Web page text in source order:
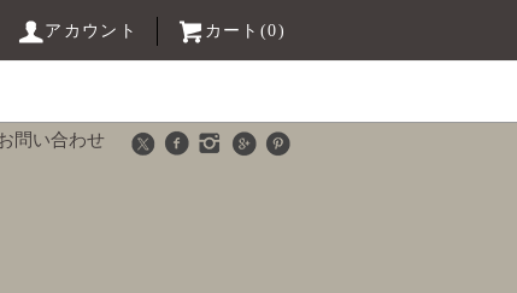
アカウント カート(0)
問い合わせ